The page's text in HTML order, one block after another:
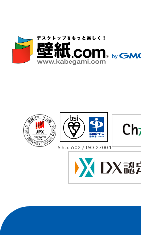
IS 655602 / ISO 27001